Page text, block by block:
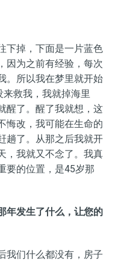
下掉，下面是一片蓝色
因为之前有经验，每次
。所以我在梦里就开始
来救我，我就掉海里
醒了。醒了我就想，这
悔改，我可能在生命的
趟了。从那之后我就开
，我就又不念了。我真
要的位置，是45岁那
年发生了什么，让您的
我们什么都没有，房子